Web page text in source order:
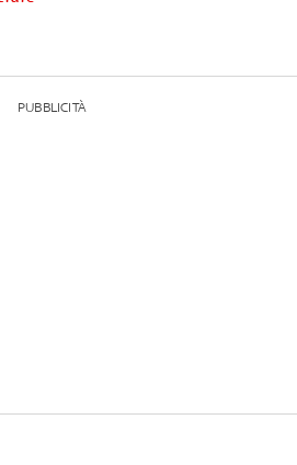
PUBBLICITÀ